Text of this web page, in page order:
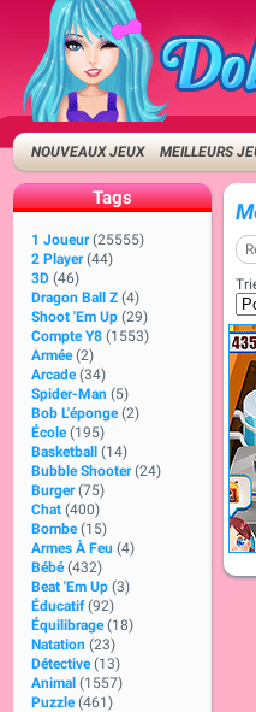
NOUVEAUX JEUX MEILLEURS
Tags
1 Joueur (25555)
2 Player (44)
3D (46)
Dragon Ball Z (4)
Shoot 'Em Up (29)
Compte Y8 (1553)
Armée (2)
Arcade (34)
Spider-Man (5)
Bob L'éponge (2)
École (195)
Basketball
(14)
Bubble Shooter (24)
Burger (75)
Chat (400)
Bombe (15)
Armes À Feu (4)
Bébé (432)
Beat 'Em Up (3)
Éducatif (92)
Équilibrage (18)
Natation (23)
Détective (13)
Animal (1557)
Puzzle (461)